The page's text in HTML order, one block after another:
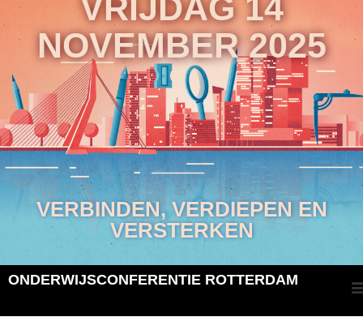
VRIJDAG 14
NOVEMBER 2025
VERBINDEN, VERDIEPEN EN
VERSTERKEN
ONDERWIJSCONFERENTIE ROTTERDAM